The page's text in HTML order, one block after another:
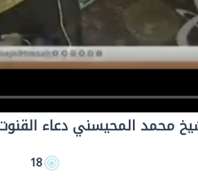
محمد المحيسني دعاء القنوت ليلة 27
18